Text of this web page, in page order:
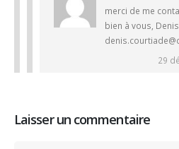
merci de me
bien à vous, Denis
29
Laisser un commentaire